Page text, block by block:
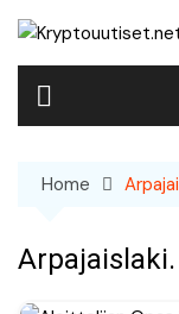
Skip
content
Home
Arpajaislaki.